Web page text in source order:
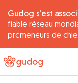
Gudog s'est
fiable réseau
promeneurs de